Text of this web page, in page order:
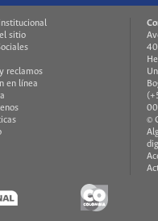
sitio
reclamos
en línea
©